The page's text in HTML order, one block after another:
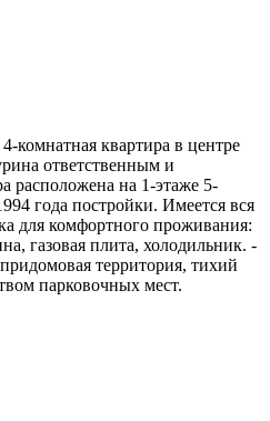
комнатная квартира в центре
ответственным и
расположена на 1-этаже 5-
года постройки. Имеется вся
для комфортного проживания:
газовая плита, холодильник. -
территория, тихий
парковочных мест.